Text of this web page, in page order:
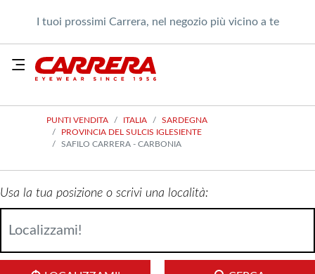
I tuoi prossimi Carrera, nel negozio più vicino a te
PUNTI VENDITA ITALIA
SARDEGNA
PROVINCIA DEL SULCIS IGLESIENTE
SAFILO CARRERA - CARBONIA
Usa la tua posizione o scrivi una località: